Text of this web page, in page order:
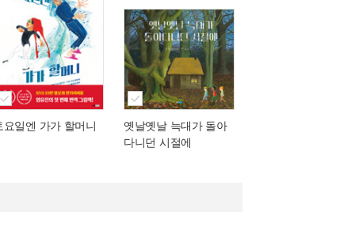
요일엔 가가 할머니
옛날옛날 늑대가 돌아
다니던 시절에